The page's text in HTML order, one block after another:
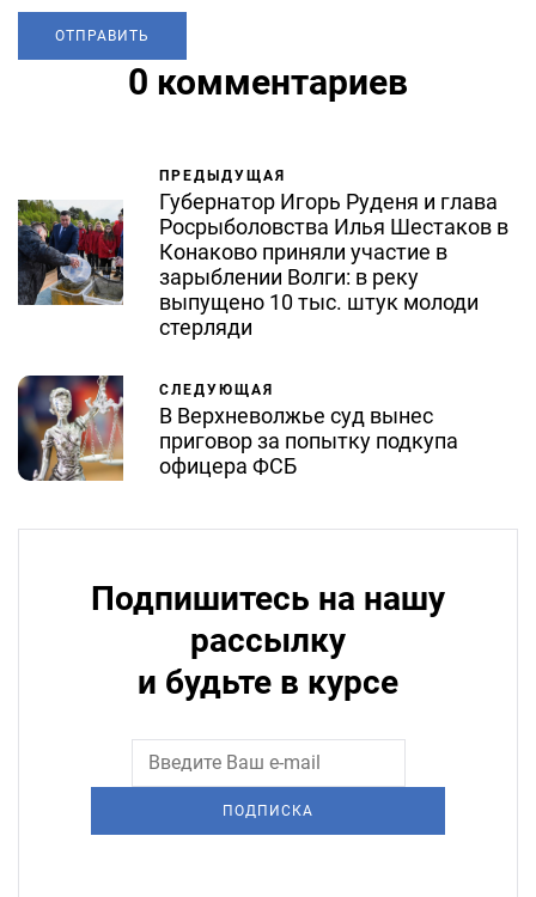
0 комментариев
ПРЕДЫДУЩАЯ
Губернатор Игорь Руденя и глава
Росрыболовства Илья Шестаков в
Конаково приняли участие в
зарыблении Волги: в реку
выпущено 10 тыс. штук молоди
стерляди
СЛЕДУЮЩАЯ
В Верхневолжье суд вынес
приговор за попытку подкупа
офицера ФСБ
Подпишитесь на нашу
рассылку
и будьте в курсе
ПОДПИСКА